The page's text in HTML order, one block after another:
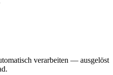
verarbeiten — ausgelöst